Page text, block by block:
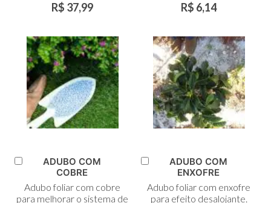
R$ 37,99 R$ 6,14
Carrinho
ADUBO COM
COBRE
Adubo foliar com cobre
para melhorar o sistema de
Adicionar
Carrinho
ADUBO COM
ENXOFRE
Adubo foliar com enxofre
para efeito desalojante.